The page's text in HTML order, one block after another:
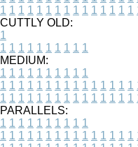
1 1 1 1 1 1 1 1 1 1 1 1 1 1 1
CUTTLY OLD:
1
1 1 1 1 1 1 1 1 1 1
MEDIUM:
1 1 1 1 1 1 1 1 1 1
1 1 1 1 1 1 1 1 1 1 1 1 1 1 1
1 1 1 1 1 1 1 1 1 1 1 1 1 1 1
PARALLELS:
1 1 1 1 1 1 1 1 1 1
1 1 1 1 1 1 1 1 1 1 1 1 1 1 1